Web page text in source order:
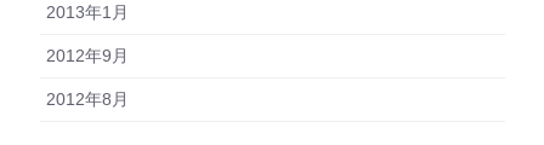
2013年1月
2012年9月
2012年8月